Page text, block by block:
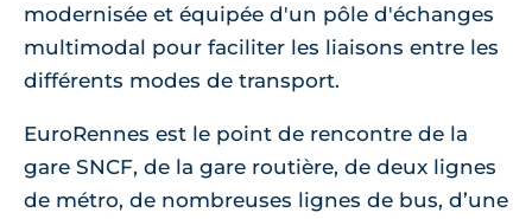
modernisée et équipée d'un pôle d'échanges
multimodal pour faciliter les liaisons entre les
différents modes de transport.
EuroRennes est le point de rencontre de la
gare SNCF, de la gare routière, de deux lignes
de métro, de nombreuses lignes de bus, d’une